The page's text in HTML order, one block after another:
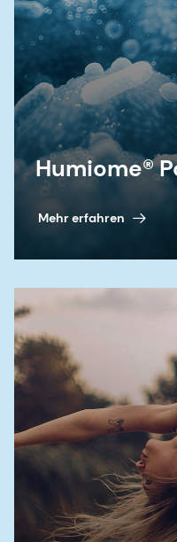
Humiome®
Mehr erfahren